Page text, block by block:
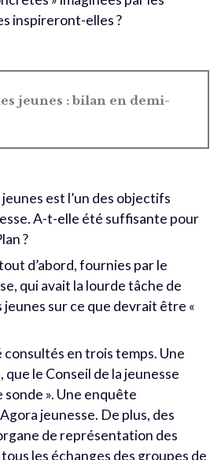
inspireront-elles ?
jeunes : bilan en demi-
est l’un des objectifs
A-t-elle été suffisante pour
?
d’abord, fournies par le
qui avait la lourde tâche de
jeunes sur ce que devrait être «
en trois temps. Une
le Conseil de la jeunesse
sonde ». Une enquête
jeunesse. De plus, des
de représentation des
les échanges des groupes de